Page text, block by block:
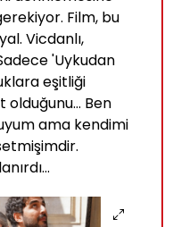
Film, bu
Vicdanlı,
'Uykudan
eşitliği
Ben
ama kendimi